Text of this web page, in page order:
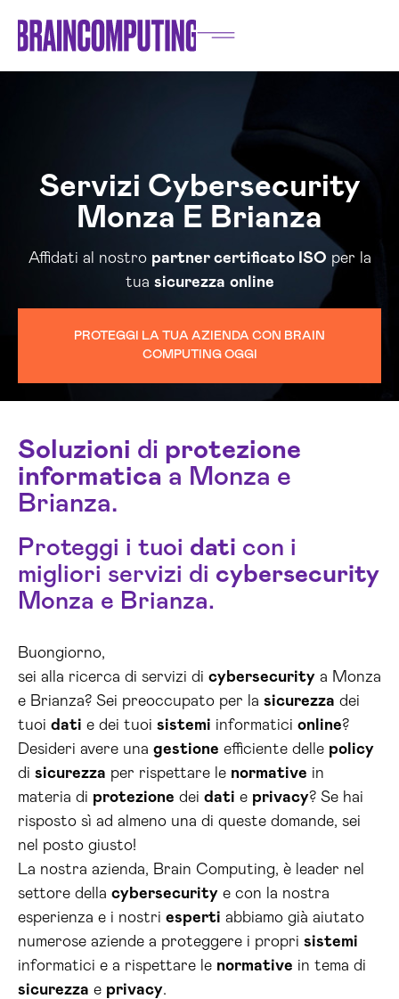
Servizi Cybersecurity
Monza E Brianza
Affidati al nostro partner certificato ISO per la
tua sicurezza online
PROTEGGI LA TUA AZIENDA CON BRAIN
COMPUTING OGGI
Soluzioni di protezione
informatica a Monza e
Brianza.
Proteggi i tuoi dati con i
migliori servizi di cybersecurity
Monza e Brianza.
Buongiorno,
sei alla ricerca di servizi di cybersecurity a Monza
e Brianza? Sei preoccupato per la sicurezza dei
tuoi dati e dei tuoi sistemi informatici online?
Desideri avere una gestione efficiente delle policy
di sicurezza per rispettare le normative in
materia di protezione dei dati e privacy? Se hai
risposto sì ad almeno una di queste domande, sei
nel posto giusto!
La nostra azienda, Brain Computing, è leader nel
settore della cybersecurity e con la nostra
esperienza e i nostri esperti abbiamo già aiutato
numerose aziende a proteggere i propri sistemi
informatici e a rispettare le normative in tema di
sicurezza e privacy.